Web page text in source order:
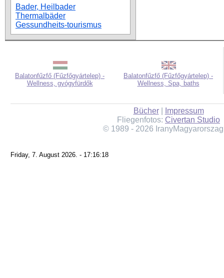
Bader, Heilbader
Thermalbäder
Gessundheits-tourismus
Balatonfűzfő (Fűzfőgyártelep) -
Wellness, gyógyfürdők
Balatonfűzfő (Fűzfőgyártelep) -
Wellness, Spa, baths
Bücher|
Impressum
Fliegenfotos: Civertan Studio
© 1989 - 2026
Friday, 7. August 2026. - 17:16:18